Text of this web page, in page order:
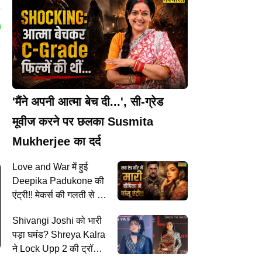
'मैंने अपनी आत्मा बेच दी...', सी-ग्रेड
मूवीज करने पर छलका Susmita
Mukherjee का दर्द
Love and War में हुई
Deepika Padukone की
एंट्री!! मेकर्स की गलती से हो
Shivangi Joshi को भारी
पड़ा घमंड? Shreya Kalra
ने Lock Upp 2 की ट्रॉफी